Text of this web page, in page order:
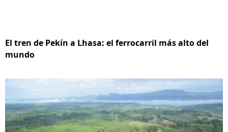
El tren de Pekín a Lhasa: el ferrocarril más alto del
mundo